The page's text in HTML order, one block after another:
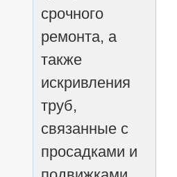
срочного
ремонта, а
также
искривления
труб,
связанные с
просадками и